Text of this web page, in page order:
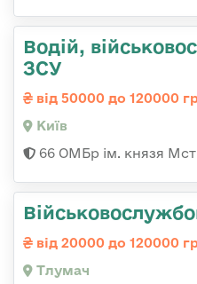
Водій,
ЗСУ
від 50000 до 120000
Київ
66 ОМБр ім. князя
від 20000 до 120000
Тлумач